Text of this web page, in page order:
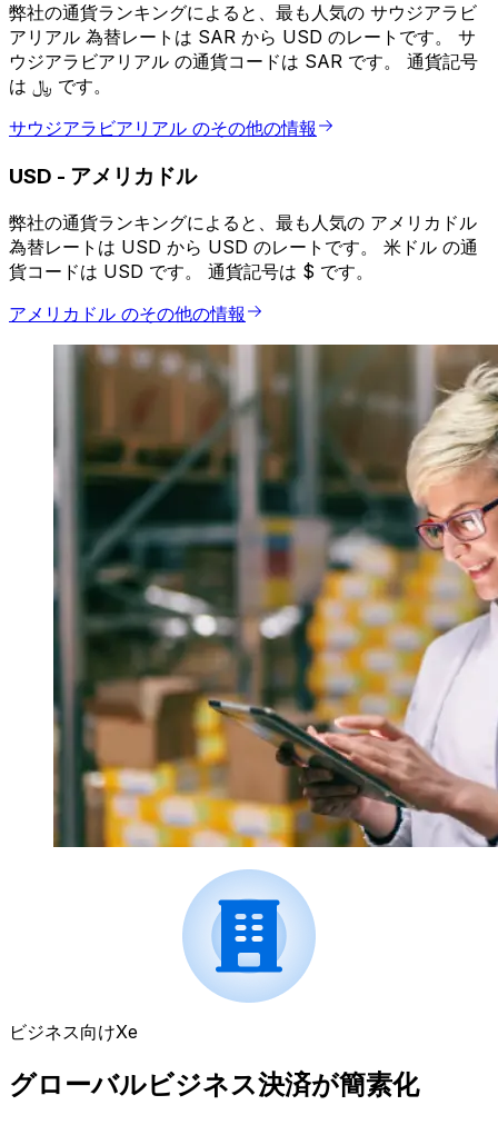
弊社の通貨ランキングによると、最も人気の サウジアラビ
アリアル 為替レートは SAR から USD のレートです。 サ
ウジアラビアリアル の通貨コードは SAR です。 通貨記号
は ﷼ です。
サウジアラビアリアル のその他の情報
USD - アメリカドル
弊社の通貨ランキングによると、最も人気の アメリカドル
為替レートは USD から USD のレートです。 米ドル の通
貨コードは USD です。 通貨記号は $ です。
アメリカドル のその他の情報
ビジネス向けXe
グローバルビジネス決済が簡素化